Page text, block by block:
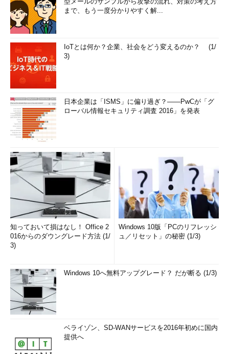
まで、もう一度分かりやすく解...
IoTとは何か？企業、社会をどう変えるのか？ (1/
3)
日本企業は「ISMS」に偏り過ぎ？――PwCが「グ
ローバル情報セキュリティ調査 2016」を発表
知っておいて損はなし！ Office 2
016からのダウングレード方法 (1/
3)
Windows 10版「PCのリフレッシ
ュ／リセット」の秘密 (1/3)
Windows 10へ無料アップグレード？ だが断る (1/3)
ベライゾン、SD-WANサービスを2016年初めに国内
提供へ